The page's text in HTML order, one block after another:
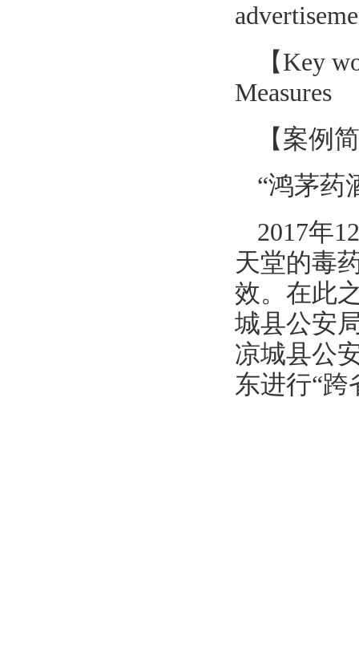
【Key
Measures
【案例
“鸿茅药
2017年
天堂的毒
效。在此
城县公安
凉城县公
东进行“跨